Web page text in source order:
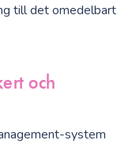
till det omedelbart
och
system